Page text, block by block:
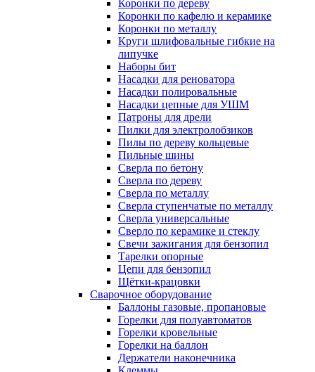
Коронки по дереву
Коронки по кафелю и керамике
Коронки по металлу
Круги шлифовальные гибкие на
липучке
Наборы бит
Насадки для реноватора
Насадки полировальные
Насадки цепные для УШМ
Патроны для дрели
Пилки для электролобзиков
Пилы по дереву кольцевые
Пильные шины
Сверла по бетону
Сверла по дереву
Сверла по металлу
Сверла ступенчатые по металлу
Сверла универсальные
Сверло по керамике и стеклу
Свечи зажигания для бензопил
Тарелки опорные
Цепи для бензопил
Щётки-крацовки
Сварочное оборудование
Баллоны газовые, пропановые
Горелки для полуавтоматов
Горелки кровельные
Горелки на баллон
Держатели наконечника